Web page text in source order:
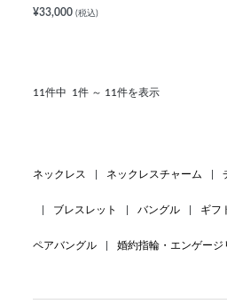
¥33,000 (税込)
11件中 1件 ～ 11件を表示
ネックレス ネックレスチャーム
ブレスレット バングル ギフ
ペアバングル 婚約指輪・エンゲージ